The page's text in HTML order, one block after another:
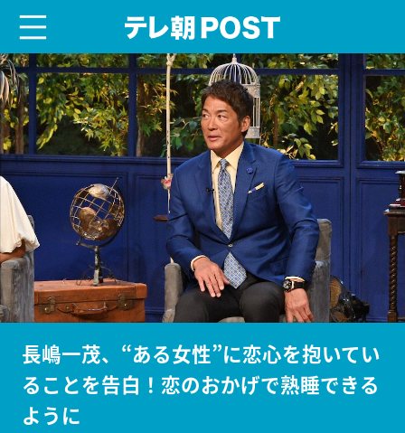
長嶋一茂、“ある女性”に恋心を抱いてい
ることを告白！恋のおかげで熟睡できる
ように